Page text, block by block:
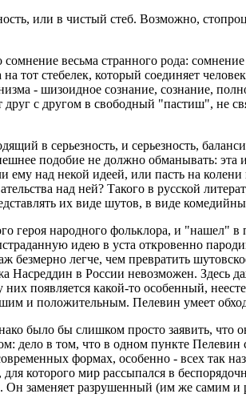
или в чистый стеб. Возможно,
весьма странного рода:
тот стебелек, который соединяет
- шизоидное сознание, сознание,
с другом в свободный "пастиш", не
в серьезность, и серьезность,
подобие не должно обманывать: эта
ему над некой идеей, или пасть на
над ней? Такого в русской
их виде шутов, в виде
героя народного фольклора, и "нашел"
идею в уста откровенно
безмерно легче, чем превратить
в России невозможен. Здесь
появляется какой-то особенный,
и положительным. Пелевин умеет
было бы слишком просто заявить, что
дело в том, что в одном пункте Пелевин
формах, особенно - всех так
которого мир рассыпался в
Он заменяет разрушенный (им же самим